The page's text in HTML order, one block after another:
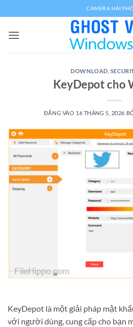
qua
nội
CAMERA HẢI
DOWNLOAD
KeyDepot cho
ĐĂNG VÀO 16 THÁNG 5, 2026
KeyDepot là một giải pháp mật
với người dùng, cung cấp cho bạn